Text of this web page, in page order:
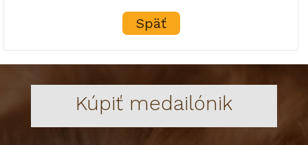
Späť
Kúpiť medailónik